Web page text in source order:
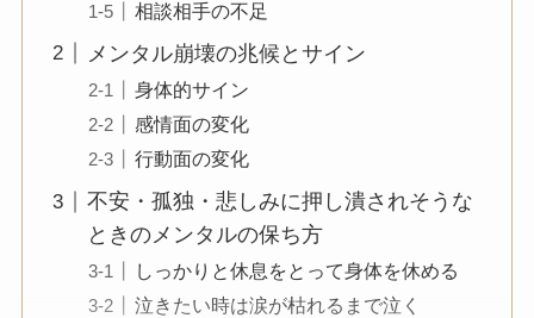
相談相手の不足
メンタル崩壊の兆候とサイン
身体的サイン
感情面の変化
行動面の変化
不安・孤独・悲しみに押し潰されそうな
ときのメンタルの保ち方
しっかりと休息をとって身体を休める
泣きたい時は涙が枯れるまで泣く